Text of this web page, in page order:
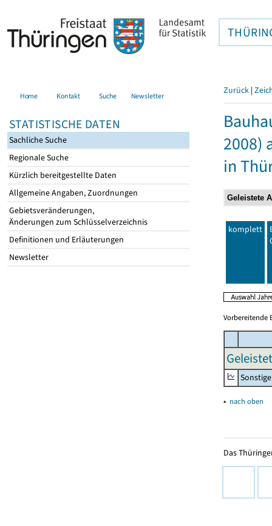
Home Kontakt Suche Newsletter
STATISTISCHE DATEN
Sachliche Suche
Regionale Suche
Kürzlich bereitgestellte Daten
Allgemeine Angaben, Zuordnungen
Gebietsveränderungen,
Änderungen zum Schlüsselverzeichnis
Definitionen und Erläuterungen
Newsletter
Zurück |
2008)
in
komplett
Vorbereitende
▴ nach oben
Das